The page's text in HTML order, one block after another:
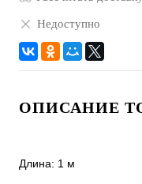
Недоступно
ОПИСАНИЕ
Длина: 1 м